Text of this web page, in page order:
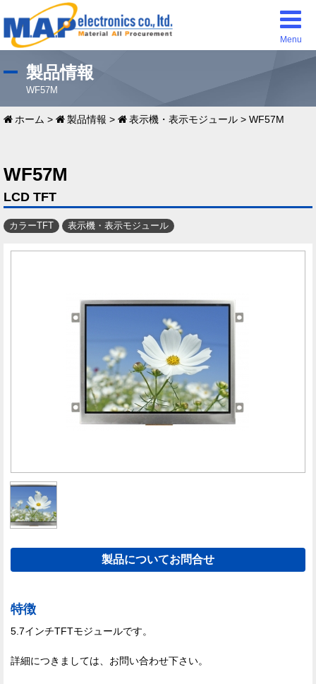
Menu
製品情報
WF57M
ホーム > 製品情報 > 表示機・表示モジュール > WF57M
WF57M
LCD TFT
カラーTFT 表示機・表示モジュール
製品についてお問合せ
特徴
5.7インチTFTモジュールです。
詳細につきましては、お問い合わせ下さい。